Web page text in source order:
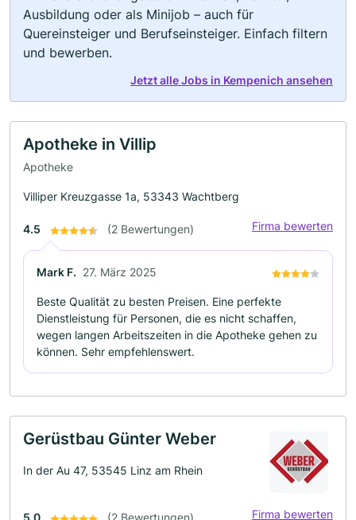
Ausbildung oder als Minijob – auch für
Quereinsteiger und Berufseinsteiger. Einfach filtern
und bewerben.
Jetzt alle Jobs in Kempenich ansehen
Apotheke in Villip
Apotheke
Villiper Kreuzgasse 1a, 53343 Wachtberg
4.5 (2 Bewertungen) Firma bewerten
Mark F. 27. März 2025
Beste Qualität zu besten Preisen. Eine perfekte
Dienstleistung für Personen, die es nicht schaffen,
wegen langen Arbeitszeiten in die Apotheke gehen zu
können. Sehr empfehlenswert.
Gerüstbau Günter Weber
In der Au 47, 53545 Linz am Rhein
Firma bewerten